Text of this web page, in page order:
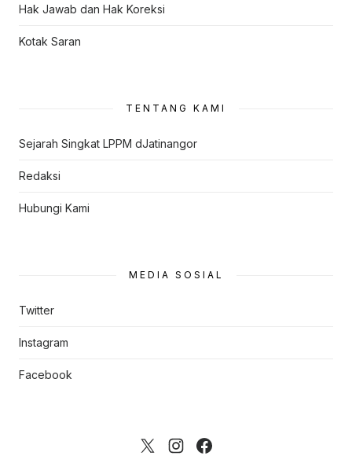
Hak Jawab dan Hak Koreksi
Kotak Saran
TENTANG KAMI
Sejarah Singkat LPPM dJatinangor
Redaksi
Hubungi Kami
MEDIA SOSIAL
Twitter
Instagram
Facebook